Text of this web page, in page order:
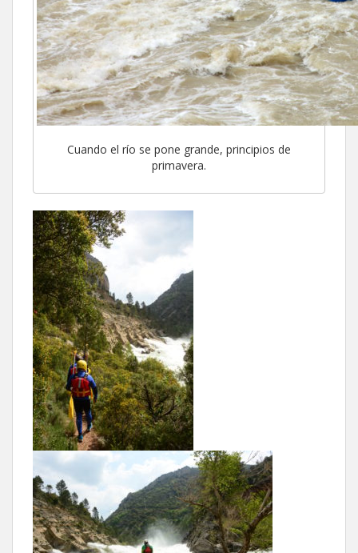
Cuando el río se pone grande, principios de
primavera.